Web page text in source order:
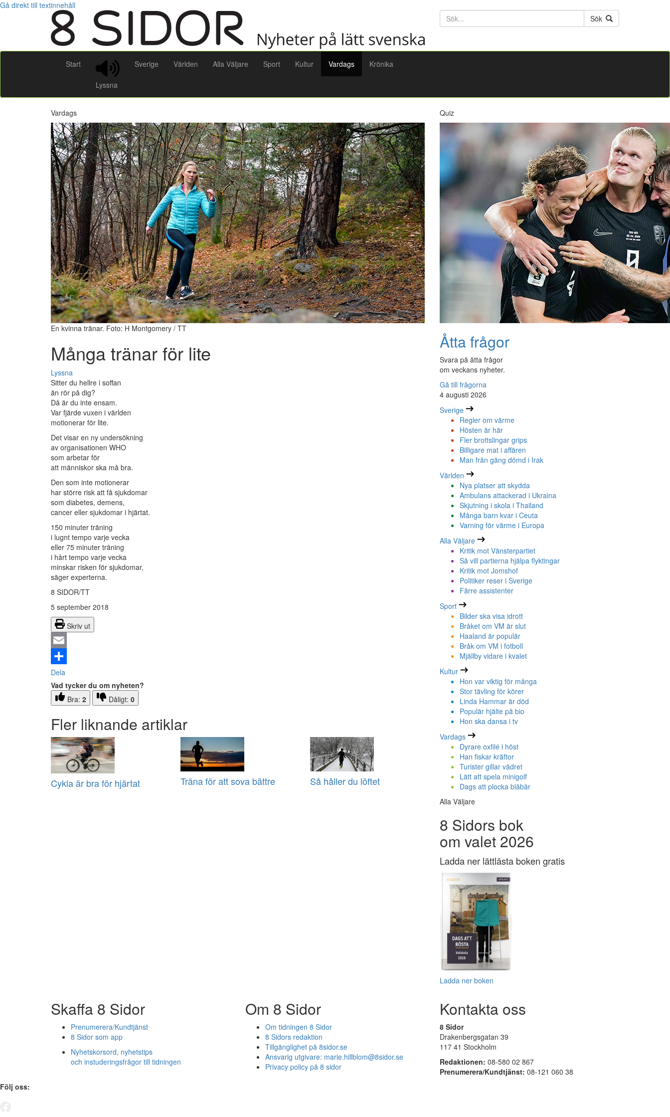
Gå direkt till textinnehåll
Söktext
Sök
Start
Lyssna
Sverige Världen Alla Väljare Sport Kultur Vardags Krönika
Vardags
En kvinna tränar. Foto: H Montgomery / TT
Många tränar för lite
Lyssna
Sitter du hellre i soffan
än rör på dig?
Då är du inte ensam.
Var fjärde vuxen i världen
motionerar för lite.
Det visar en ny undersökning
av organisationen WHO
som arbetar för
att människor ska må bra.
Den som inte motionerar
har större risk att få sjukdomar
som diabetes, demens,
cancer eller sjukdomar i hjärtat.
150 minuter träning
i lugnt tempo varje vecka
eller 75 minuter träning
i hårt tempo varje vecka
minskar risken för sjukdomar,
säger experterna.
8 SIDOR/TT
5 september 2018
Skriv ut
Email
Dela
Vad tycker du om nyheten?
Bra: 2 Dåligt: 0
Fler liknande artiklar
Cykla är bra för hjärtat Träna för att sova bättre Så håller du löftet
Quiz
Åtta frågor
Svara på åtta frågor
om veckans nyheter.
Gå till frågorna
4 augusti 2026
Sverige
Regler om värme
Hösten är här
Fler brottslingar grips
Billigare mat i affären
Man från gäng dömd i Irak
Världen
Nya platser att skydda
Ambulans attackerad i Ukraina
Skjutning i skola i Thailand
Många barn kvar i Ceuta
Varning för värme i Europa
Alla Väljare
Kritik mot Vänsterpartiet
Så vill partierna hjälpa flyktingar
Kritik mot Jomshof
Politiker reser i Sverige
Färre assistenter
Sport
Bilder ska visa idrott
Bråket om VM är slut
Haaland är populär
Bråk om VM i fotboll
Mjällby vidare i kvalet
Kultur
Hon var viktig för många
Stor tävling för körer
Linda Hammar är död
Populär hjälte på bio
Hon ska dansa i tv
Vardags
Dyrare oxfilé i höst
Han fiskar kräftor
Turister gillar vädret
Lätt att spela minigolf
Dags att plocka blåbär
Alla Väljare
8 Sidors bok
om valet 2026
Ladda ner lättlästa boken gratis
Ladda ner boken
Skaffa 8 Sidor
Prenumerera/Kundtjänst
8 Sidor som app
Nyhetskorsord, nyhetstips
och instuderingsfrågor till tidningen
Om 8 Sidor
Om tidningen 8 Sidor
8 Sidors redaktion
Tillgänglighet på 8sidor.se
Ansvarig utgivare: marie.hillblom@8sidor.se
Privacy policy på 8 sidor
Kontakta oss
8 Sidor
Drakenbergsgatan 39
117 41 Stockholm
Redaktionen: 08-580 02 867
Prenumerera/Kundtjänst: 08-121 060 38
Följ oss: